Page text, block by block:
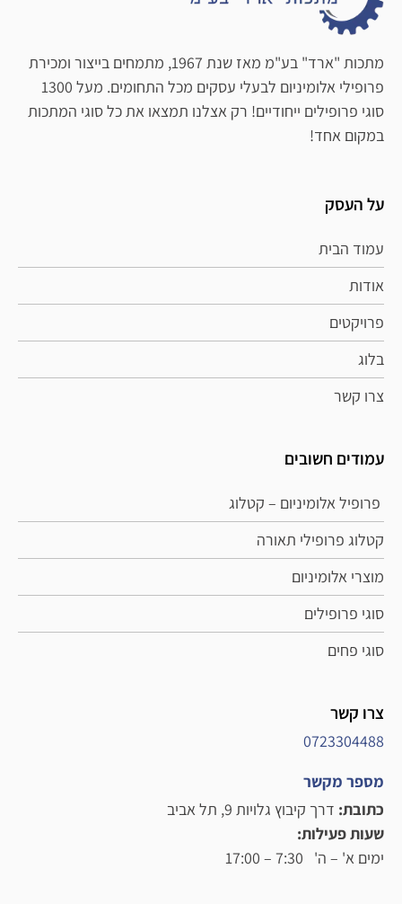
מתכות "ארד" בע"מ מאז שנת 1967, מתמחים בייצור ומכירת
פרופילי אלומיניום לבעלי עסקים מכל התחומים. מעל 1300
סוגי פרופילים ייחודיים! רק אצלנו תמצאו את כל סוגי המתכות
במקום אחד!
על העסק
עמוד הבית
אודות
פרויקטים
בלוג
צרו קשר
עמודים חשובים
פרופיל אלומיניום – קטלוג
קטלוג פרופילי תאורה
מוצרי אלומיניום
סוגי פרופילים
סוגי פחים
צרו קשר
0723304488
מספר מקשר
כתובת: דרך קיבוץ גלויות 9, תל אביב
שעות פעילות:
ימים א' – ה' 7:30 – 17:00